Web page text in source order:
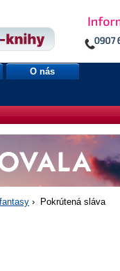
O nás
› Pokrútená sláva